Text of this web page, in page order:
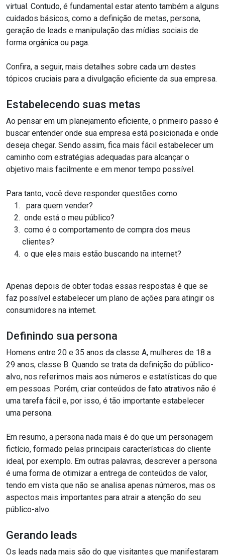
virtual. Contudo, é fundamental estar atento também a alguns
cuidados básicos, como a definição de metas, persona,
geração de leads e manipulação das mídias sociais de
forma orgânica ou paga.
Confira, a seguir, mais detalhes sobre cada um destes
tópicos cruciais para a divulgação eficiente da sua empresa.
Estabelecendo suas metas
Ao pensar em um planejamento eficiente, o primeiro passo é
buscar entender onde sua empresa está posicionada e onde
deseja chegar. Sendo assim, fica mais fácil estabelecer um
caminho com estratégias adequadas para alcançar o
objetivo mais facilmente e em menor tempo possível.
Para tanto, você deve responder questões como:
para quem vender?
onde está o meu público?
como é o comportamento de compra dos meus
clientes?
o que eles mais estão buscando na internet?
Apenas depois de obter todas essas respostas é que se
faz possível estabelecer um plano de ações para atingir os
consumidores na internet.
Definindo sua persona
Homens entre 20 e 35 anos da classe A, mulheres de 18 a
29 anos, classe B. Quando se trata da definição do público-
alvo, nos referimos mais aos números e estatísticas do que
em pessoas. Porém, criar conteúdos de fato atrativos não é
uma tarefa fácil e, por isso, é tão importante estabelecer
uma persona.
Em resumo, a persona nada mais é do que um personagem
fictício, formado pelas principais características do cliente
ideal, por exemplo. Em outras palavras, descrever a persona
é uma forma de otimizar a entrega de conteúdos de valor,
tendo em vista que não se analisa apenas números, mas os
aspectos mais importantes para atrair a atenção do seu
público-alvo.
Gerando leads
Os leads nada mais são do que visitantes que manifestaram